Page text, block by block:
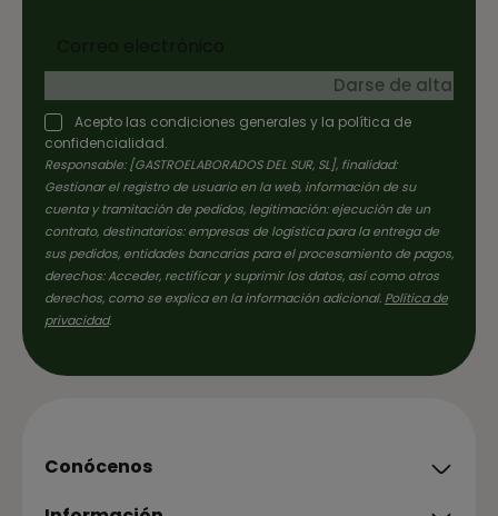
Darse de alta
Acepto las condiciones generales y la política de
confidencialidad.
Responsable: [GASTROELABORADOS DEL SUR, SL], finalidad:
Gestionar el registro de usuario en la web, información de su
cuenta y tramitación de pedidos, legitimación: ejecución de un
contrato, destinatarios: empresas de logística para la entrega de
sus pedidos, entidades bancarias para el procesamiento de pagos,
derechos: Acceder, rectificar y suprimir los datos, así como otros
derechos, como se explica en la información adicional. Política de
privacidad.
Conócenos